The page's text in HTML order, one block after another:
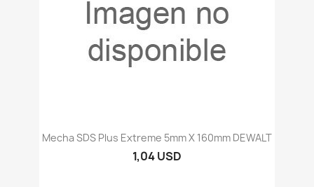
Mecha SDS Plus Extreme 5mm X 160mm DEWALT
1,04 USD